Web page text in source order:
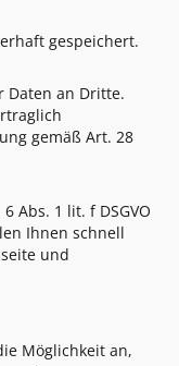
gespeichert.
Daten an Dritte.
gemäß Art. 28
Abs. 1 lit. f DSGVO
Ihnen schnell
und
Möglichkeit an,